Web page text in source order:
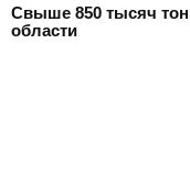
Свыше 850 тысяч
области